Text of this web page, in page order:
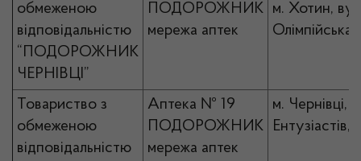
обмеженою
відповідальністю
“ПОДОРОЖНИК
ЧЕРНІВЦІ”
ПОДОРОЖНИК
мережа аптек
м. Хотин,
Товариство з
обмеженою
відповідальністю
Аптека № 19
ПОДОРОЖНИК
мережа аптек
м. Чернівці,
Ентузіастів,